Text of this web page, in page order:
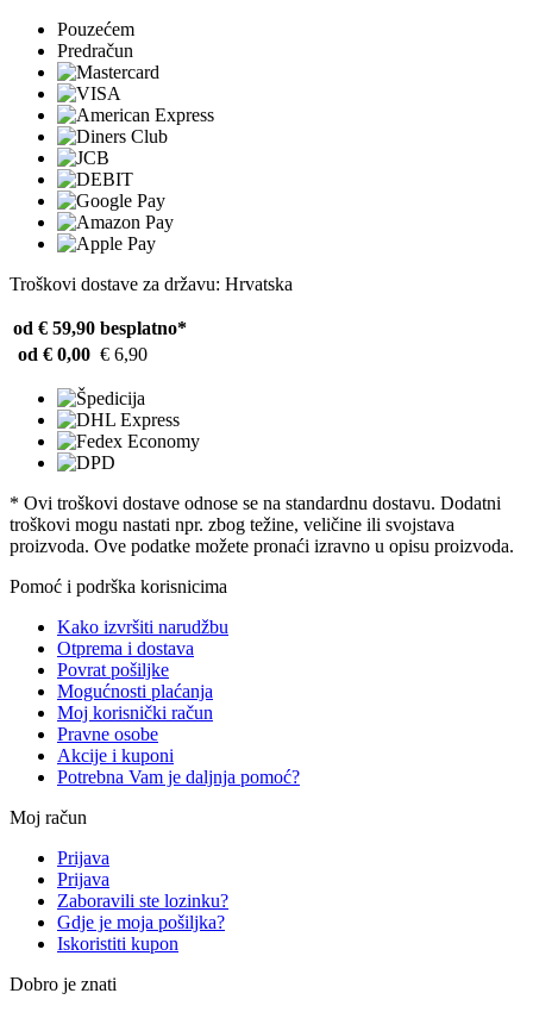
Pouzećem
Predračun
Troškovi dostave za državu: Hrvatska
od € 59,90 besplatno*
od € 0,00 € 6,90
* Ovi troškovi dostave odnose se na standardnu ​​dostavu. Dodatni
troškovi mogu nastati npr. zbog težine, veličine ili svojstava
proizvoda. Ove podatke možete pronaći izravno u opisu proizvoda.
Pomoć i podrška korisnicima
Kako izvršiti narudžbu
Otprema i dostava
Povrat pošiljke
Mogućnosti plaćanja
Moj korisnički račun
Pravne osobe
Akcije i kuponi
Potrebna Vam je daljnja pomoć?
Moj račun
Prijava
Prijava
Zaboravili ste lozinku?
Gdje je moja pošiljka?
Iskoristiti kupon
Dobro je znati